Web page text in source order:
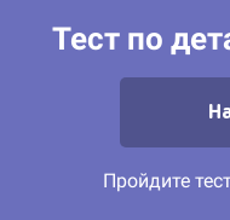
Тест по
Пройдите